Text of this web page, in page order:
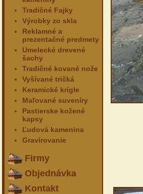
Tradičné Fajky
Výrobky zo skla
Reklamné a
prezentačné predmety
Umelecké drevené
šachy
Tradičné kované nože
Vyšívané tričká
Keramické krígle
Maľované suveníry
Pastierske kožené
kapsy
Ľudová kamenina
Gravírovanie
Firmy
Objednávka
Kontakt